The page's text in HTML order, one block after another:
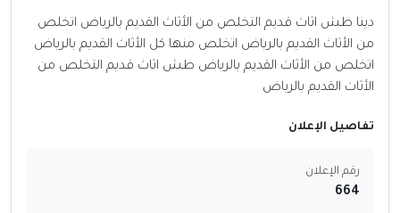
دينا طش اثاث قديم التخلص من الأثاث القديم بالرياض اتخلص
من الأثاث القديم بالرياض اتخلص منها كل الأثاث القديم بالرياض
اتخلص من الأثاث القديم بالرياض طش اثاث قديم التخلص من
الأثاث القديم بالرياض
تفاصيل الإعلان
رقم الإعلان
664